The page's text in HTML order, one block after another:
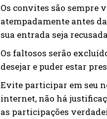
Os convites são sempre
atempadamente antes
sua entrada seja
Os faltosos serão
desejar e puder estar
Evite participar em seu
internet, não há
as participações